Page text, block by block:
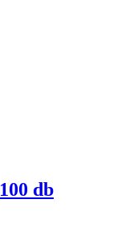
db